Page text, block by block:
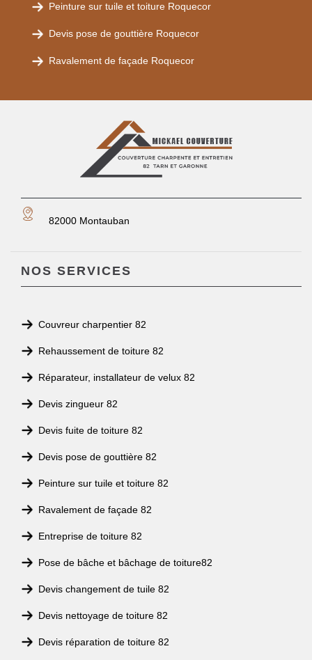
Peinture sur tuile et toiture Roquecor
Devis pose de gouttière Roquecor
Ravalement de façade Roquecor
82000 Montauban
NOS SERVICES
Couvreur charpentier 82
Rehaussement de toiture 82
Réparateur, installateur de velux 82
Devis zingueur 82
Devis fuite de toiture 82
Devis pose de gouttière 82
Peinture sur tuile et toiture 82
Ravalement de façade 82
Entreprise de toiture 82
Pose de bâche et bâchage de toiture82
Devis changement de tuile 82
Devis nettoyage de toiture 82
Devis réparation de toiture 82